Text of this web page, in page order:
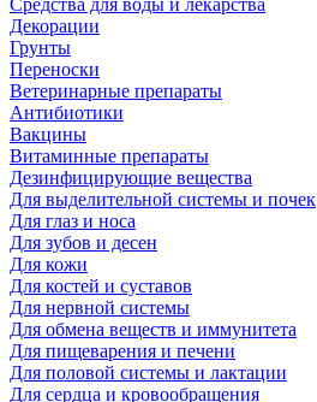
Средства для воды и лекарства
Декорации
Грунты
Переноски
Ветеринарные препараты
Антибиотики
Вакцины
Витаминные препараты
Дезинфицирующие вещества
Для выделительной системы и почек
Для глаз и носа
Для зубов и десен
Для кожи
Для костей и суставов
Для нервной системы
Для обмена веществ и иммунитета
Для пищеварения и печени
Для половой системы и лактации
Для сердца и кровообращения